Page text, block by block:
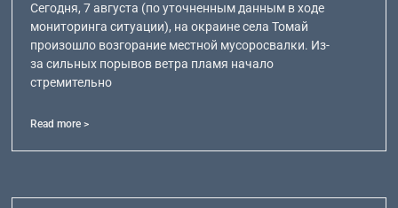
Сегодня, 7 августа (по уточненным данным в ходе
мониторинга ситуации), на окраине села Томай
произошло возгорание местной мусоросвалки. Из-
за сильных порывов ветра пламя начало
стремительно
Read more >